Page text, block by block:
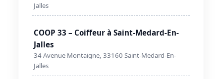
Jalles
COOP 33 – Coiffeur à Saint-Medard-En-
Jalles
34 Avenue Montaigne, 33160 Saint-Medard-En-
Jalles